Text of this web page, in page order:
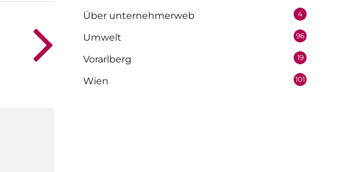
Über unternehmerweb 4
Umwelt 96
Vorarlberg 19
Wien 101